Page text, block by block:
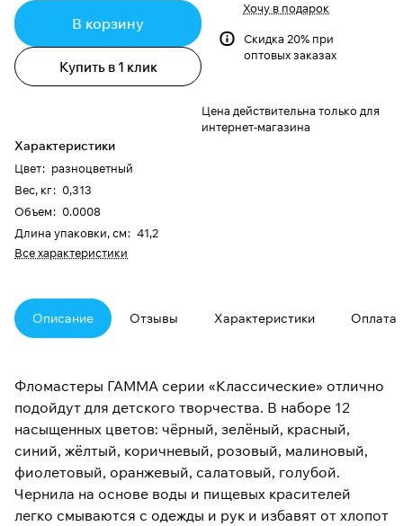
В корзину
Купить в 1 клик
Характеристики
Цвет: разноцветный
Вес, кг: 0,313
Объем: 0.0008
Длина упаковки, см: 41,2
Все характеристики
Хочу в подарок
Скидка 20% при
оптовых заказах
Цена действительна только для
интернет-магазина
Описание Отзывы Характеристики Оплата
Фломастеры ГАММА серии «Классические» отлично
подойдут для детского творчества. В наборе 12
насыщенных цветов: чёрный, зелёный, красный,
синий, жёлтый, коричневый, розовый, малиновый,
фиолетовый, оранжевый, салатовый, голубой.
Чернила на основе воды и пищевых красителей
легко смываются с одежды и рук и избавят от хлопот